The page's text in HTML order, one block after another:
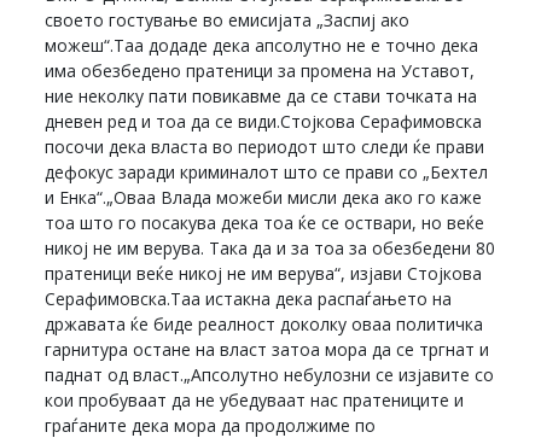
своето гостување во емисијата „Заспиј ако
можеш“.Таа додаде дека апсолутно не е точно дека
има обезбедено пратеници за промена на Уставот,
ние неколку пати повикавме да се стави точката на
дневен ред и тоа да се види.Стојкова Серафимовска
посочи дека власта во периодот што следи ќе прави
дефокус заради криминалот што се прави со „Бехтел
и Енка“.„Оваа Влада можеби мисли дека ако го каже
тоа што го посакува дека тоа ќе се оствари, но веќе
никој не им верува. Така да и за тоа за обезбедени 80
пратеници веќе никој не им верува“, изјави Стојкова
Серафимовска.Таа истакна дека распаѓањето на
државата ќе биде реалност доколку оваа политичка
гарнитура остане на власт затоа мора да се тргнат и
паднат од власт.„Апсолутно небулозни се изјавите со
кои пробуваат да не убедуваат нас пратениците и
граѓаните дека мора да продолжиме по